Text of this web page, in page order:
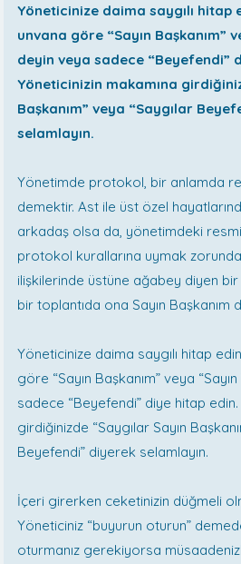
Yöneticinize daima saygılı hitap
unvana göre “Sayın Başkanım”
deyin veya sadece “Beyefendi”
Yöneticinizin makamına
Başkanım” veya “Saygılar
selamlayın.
Yönetimde protokol, bir anlamda
demektir. Ast ile üst özel
arkadaş olsa da, yönetimdeki
protokol kurallarına uymak
ilişkilerinde üstüne ağabey diyen
bir toplantıda ona Sayın Başkanım
Yöneticinize daima saygılı hitap
göre “Sayın Başkanım” veya
sadece “Beyefendi” diye hitap
girdiğinizde “Saygılar Sayın
Beyefendi” diyerek selamlayın.
İçeri girerken ceketinizin düğmeli
Yöneticiniz “buyurun oturun”
oturmanız gerekiyorsa